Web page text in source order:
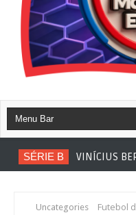
SÉRIE B VINÍCIUS
Uncategories Futebol